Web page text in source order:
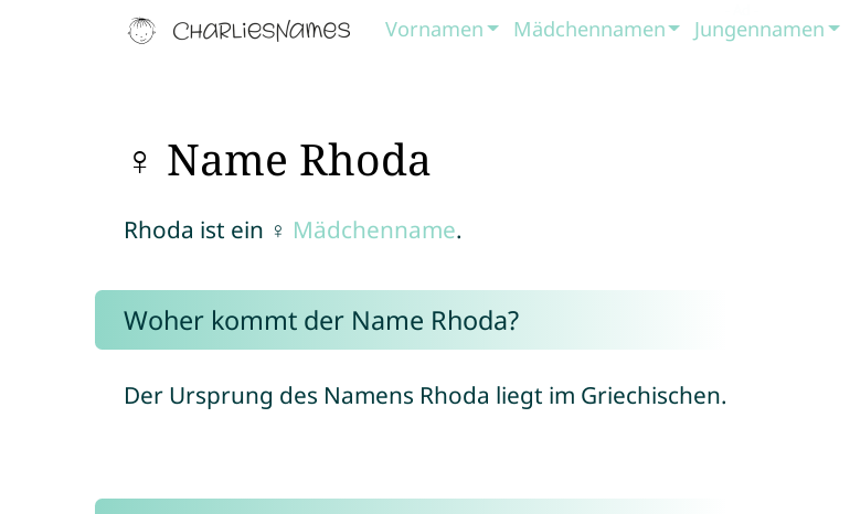
Vornamen Mädchennamen Jungennamen
♀ Name Rhoda
Rhoda ist ein ♀ Mädchenname.
Woher kommt der Name Rhoda?
Der Ursprung des Namens Rhoda liegt im Griechischen.